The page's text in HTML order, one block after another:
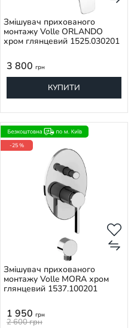
Змішувач прихованого
монтажу Volle ORLANDO
хром глянцевий 1525.030201
3 800 грн
КУПИТИ
-25 %
Змішувач прихованого
монтажу Volle MORA хром
глянцевий 1537.100201
1 950 грн
2 600грн